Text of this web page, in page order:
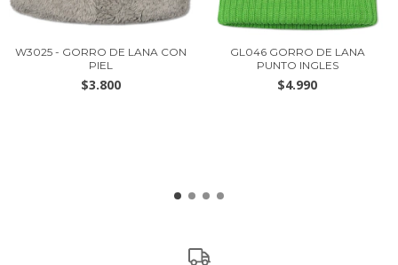
W3025 - GORRO DE LANA CON
PIEL
$3.800
GL046 GORRO DE LANA
PUNTO INGLES
$4.990